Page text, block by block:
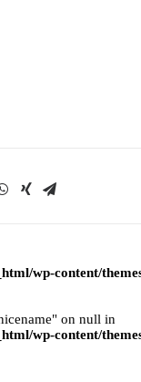
wp-content/
on null in
wp-content/